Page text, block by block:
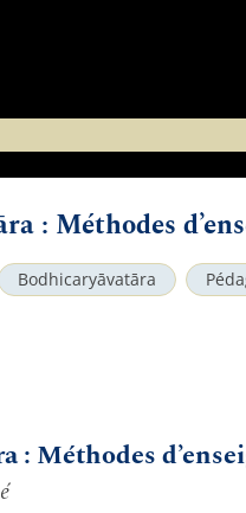
: Méthodes
Bodhicaryāvatāra
: Méthodes